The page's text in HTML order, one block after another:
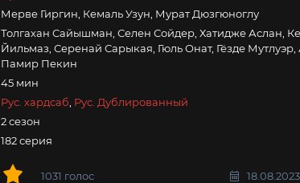
Мерве Гиргин, Кемаль Узун, Мурат Дюзгюноглу
Толгахан Сайышман, Селен Сойдер, Хатидже Аслан,
Йильмаз, Серенай Сарыкая, Гюль Онат, Гёзде Мутлуэр,
Памир Пекин
45 мин
Рус. хардсаб Рус. Дублированный
2 сезон
182 серия
1031 голос 18.08.2023